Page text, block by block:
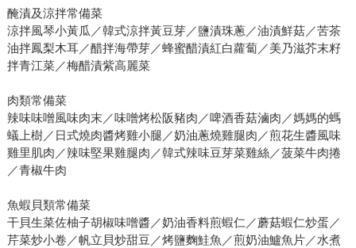
醃漬及涼拌常備菜
涼拌風琴小黃瓜／韓式涼拌黃豆芽／鹽漬珠蔥／油漬鮮菇／苦茶
油拌鳳梨木耳／醋拌海帶芽／蜂蜜醋漬紅白蘿蔔／美乃滋芥末籽
拌青江菜／梅醋漬紫高麗菜
肉類常備菜
辣味味噌風味肉末／味噌烤松阪豬肉／啤酒香菇滷肉／媽媽的螞
蟻上樹／日式燒肉醬烤雞小腿／奶油蔥燒雞腿肉／煎花生醬風味
雞里肌肉／辣味堅果雞腿肉／韓式辣味豆芽菜雞絲／菠菜牛肉捲
／青椒牛肉
魚蝦貝類常備菜
干貝生菜佐柚子胡椒味噌醬／奶油香料煎蝦仁／蘑菇蝦仁炒蛋／
芹菜炒小卷／帆立貝炒甜豆／烤鹽麴鮭魚／煎奶油鱸魚片／水煮